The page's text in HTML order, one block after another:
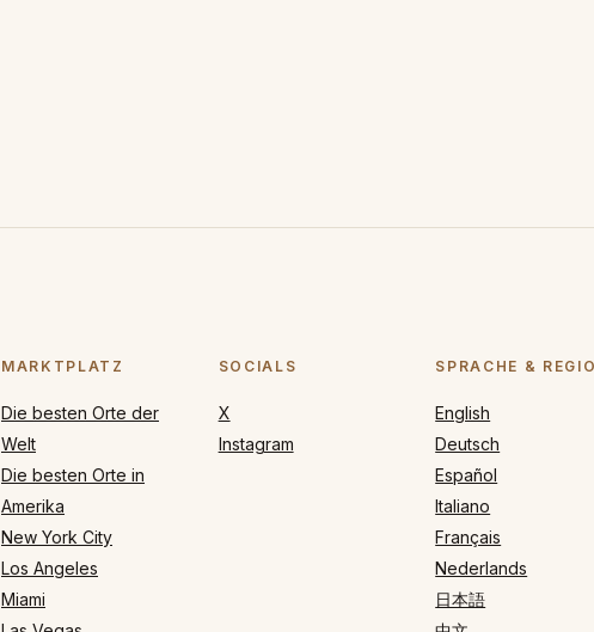
MARKTPLATZ
Die besten Orte der
Welt
Die besten Orte in
Amerika
New York City
Los Angeles
Miami
SOCIALS
X
Instagram
SPRACHE &
English
Deutsch
Español
Italiano
Français
Nederlands
日本語